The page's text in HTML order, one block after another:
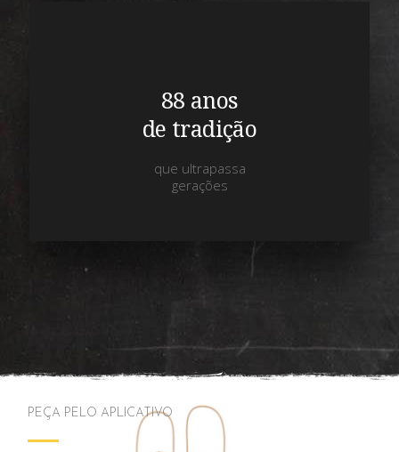
88 anos
de tradição
que ultrapassa
gerações
PEÇA PELO APLICATIVO